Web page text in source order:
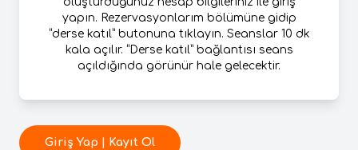
yapın. Rezervasyonlarım bölümüne gidip
“derse katıl” butonuna tıklayın. Seanslar 10 dk
kala açılır. “Derse katıl” bağlantısı seans
açıldığında görünür hale gelecektir.
Giriş Yap | Kayıt Ol